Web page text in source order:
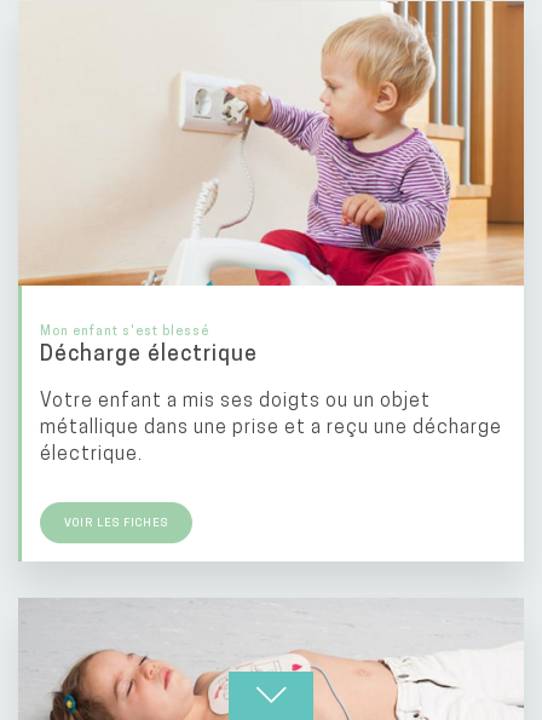
Mon enfant s'est blessé
Décharge électrique
Votre enfant a mis ses doigts ou un objet
métallique dans une prise et a reçu une décharge
électrique.
VOIR LES FICHES